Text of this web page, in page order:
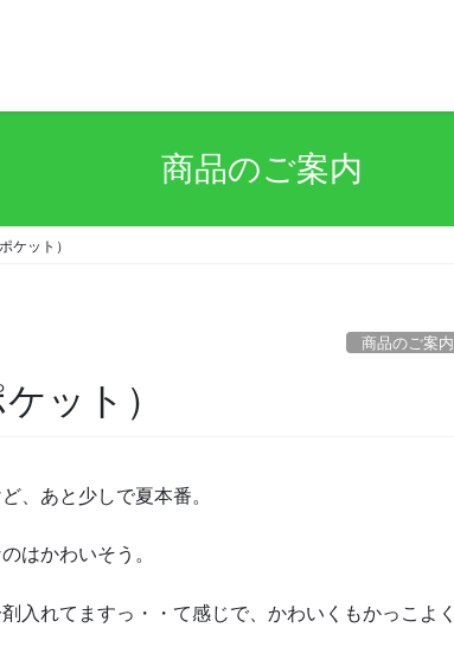
商品のご案内
ケット）
商品のご案内
ット）
、あと少しで夏本番。
はかわいそう。
入れてますっ・・て感じで、かわいくもかっこよく